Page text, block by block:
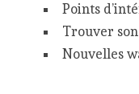
Points
Trouver
Nouvelles